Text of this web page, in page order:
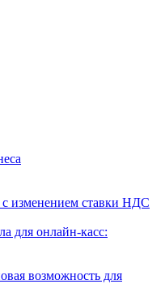
с изменением ставки НДС
для онлайн-касс:
возможность для